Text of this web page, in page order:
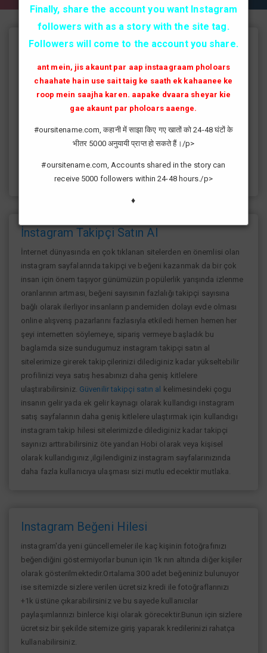
Instagram Takipçi Hilesi
instagram'da artık yüksek takipçi kasmak eskisi kadar zor değil
günümüzde bir çok kullanıcının yüksek takipçiye ulaşması ve
fenomen yolunda ilerlemesi daha da kolaylaşmıştır.instagram
fenomeni ne gibi fayda sağlar?öncelikle bir çok kişi meslek
sağlamaktadır.Sizlerde yüksek sayıda takipçiye ulaşmak
istiyorsanız sitemize giriş yaparak sizlere verilen ücretsiz
kredilerden her gün yararlanıp sayfanızı yüksek seviyelere
ulaştırabilirsiniz.
İnstagram Takipçi Satın Al
İnternet dünyasında en çok tıklanan sitelerden en önemlisi olan
instagram sayfalarında takipçi ve beğeni kazanmak da bir çok
insan için önem taşıyor günümüzün popülerlik yarışında izlenme
oranlarının artması, beğeni sayısının fazlalığı takipçi sayısına
bağlı olarak ilerliyor insanların pandemiden dolayı evde olması
online alışverış pazarlarını fazlasıyla etkiledi hemen hemen her
şeyi internetten söylemeye, sipariş vermeye başladık bu
baglamda size sundugumuz instagram takipçi satın al
sitelerimize girerek takipçilerinizi dilediginiz kadar yükseltebilir
profilinizi veya satış hesabınızı daha geniş kitlelere
ulaştırabilirsiniz. Güvenilir takipçi satın al
kelimesindeki çogu
insanın gelir yada ek gelir kaynagı olarak kullandıgı instagram
satış sayfalarının daha geniş kitlelere ulaştırmak için kullandıgı
instagram takip hilesi sitelerimizde dilediginiz kadar takipçi
sayınızı arttırabilirsiniz öte yandan Hobi olarak veya kişisel
olarak kullandıgınız ,ilgilendiginiz instagram sayfalarınızında
daha fazla kullanıcıya ulaşması sizi mutlu edecektir mutlaka.
Instagram Beğeni Hilesi
instagram'da yeni güncellemeler ile kaç kişinin fotoğrafınızı
beğendiğini göstermiyorlar bunun için 1k nın altında diğer kişiler
olarak gösterilmektedir.Ortalama 300 adet beğeniniz bulunuyor
ise sitemizde sizlere verilen ücretsiz kredi ile fotoğraflarınızı
+1k üstüne çıkarabilirsiniz ve bu sayede kullanıcılar
paylaşımlarınızı binlerce kişi olarak görecektir.Bunun için sizlere
ücretsiz bir şekilde sitemize giriş yaparak kredilerinizi rahatça
kullanabilirsiniz.
Finally, share the account you want Instagram
followers with as a story with the site tag.
Followers will come to the account you share.
ant mein, jis akaunt par aap instaagraam pholoars
chaahate hain use sait taig ke saath ek kahaanee ke
roop mein saajha karen. aapake dvaara sheyar kie
gae akaunt par pholoars aaenge.
#oursitename.com, कहानी में साझा किए गए खातों को 24-48 घंटों के
भीतर 5000 अनुयायी प्राप्त हो सकते हैं।/p>
#oursitename.com, Accounts shared in the story can
receive 5000 followers within 24-48 hours./p>
♦